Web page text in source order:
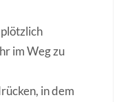
im Weg zu
in dem